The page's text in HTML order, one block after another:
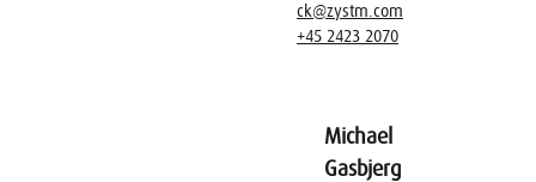
ck@zystm.com
+45 2423 2070
Michael
Gasbjerg